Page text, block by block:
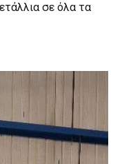
σε όλα τα